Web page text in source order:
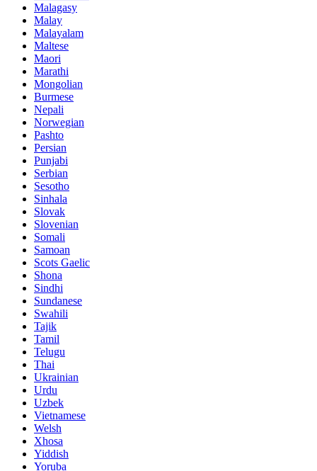
Malagasy
Malay
Malayalam
Maltese
Maori
Marathi
Mongolian
Burmese
Nepali
Norwegian
Pashto
Persian
Punjabi
Serbian
Sesotho
Sinhala
Slovak
Slovenian
Somali
Samoan
Scots Gaelic
Shona
Sindhi
Sundanese
Swahili
Tajik
Tamil
Telugu
Thai
Ukrainian
Urdu
Uzbek
Vietnamese
Welsh
Xhosa
Yiddish
Yoruba